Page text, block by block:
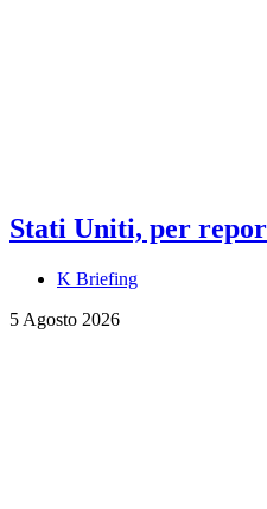
Stati Uniti, per
K Briefing
5 Agosto 2026